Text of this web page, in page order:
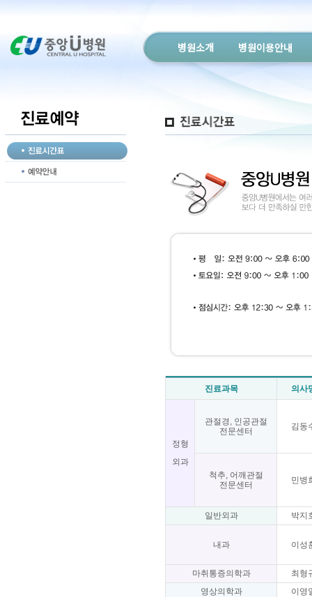
병원소개 병원이용안내
진료과목 의사
정형
외과
관절경, 인공관절
전문센터
김동
척추, 어깨관절
전문센터
민병
일반외과 박지
내과 이성
마취통증의학과
최형
영상의학과
이영